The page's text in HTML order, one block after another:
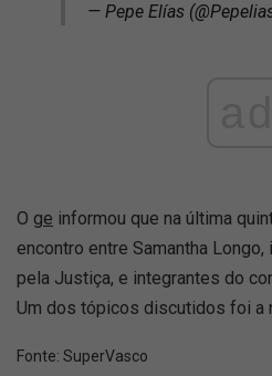
— Pepe Elías
O ge informou que na última
encontro entre Samantha
pela Justiça, e integrantes do
Um dos tópicos discutidos foi a
Fonte: SuperVasco‎‎‎‎‎‎